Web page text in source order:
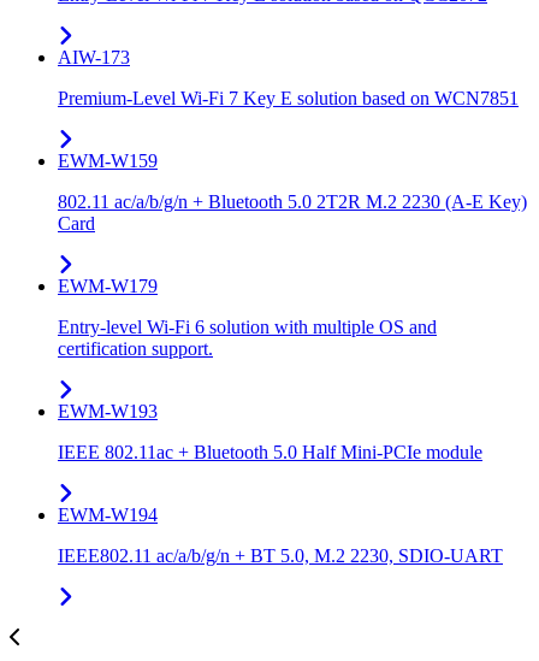
AIW-173
Premium-Level Wi-Fi 7 Key E solution based on WCN7851
EWM-W159
802.11 ac/a/b/g/n + Bluetooth 5.0 2T2R M.2 2230 (A-E Key)
Card
EWM-W179
Entry-level Wi-Fi 6 solution with multiple OS and
certification support.
EWM-W193
IEEE 802.11ac + Bluetooth 5.0 Half Mini-PCIe module
EWM-W194
IEEE802.11 ac/a/b/g/n + BT 5.0, M.2 2230, SDIO-UART